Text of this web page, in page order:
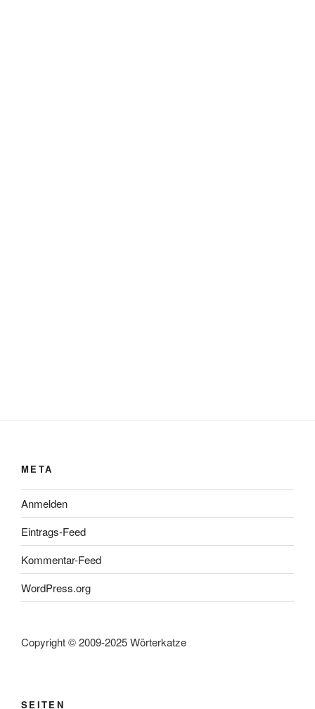
META
Anmelden
Eintrags-Feed
Kommentar-Feed
WordPress.org
Copyright © 2009-2025 Wörterkatze
SEITEN